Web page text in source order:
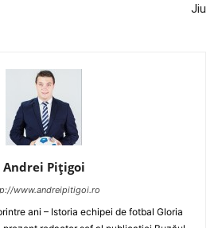
Jiu
Andrei Pițigoi
www.andreipitigoi.ro
ani – Istoria echipei de fotbal Gloria